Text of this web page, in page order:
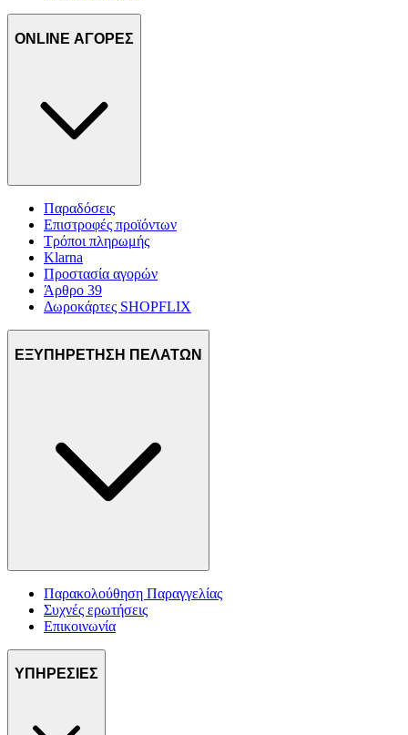
ONLINE ΑΓΟΡΕΣ
Παραδόσεις
Επιστροφές προϊόντων
Τρόποι πληρωμής
Klarna
Προστασία αγορών
Άρθρο 39
Δωροκάρτες SHOPFLIX
ΕΞΥΠΗΡΕΤΗΣΗ ΠΕΛΑΤΩΝ
Παρακολούθηση Παραγγελίας
Συχνές ερωτήσεις
Επικοινωνία
ΥΠΗΡΕΣΙΕΣ